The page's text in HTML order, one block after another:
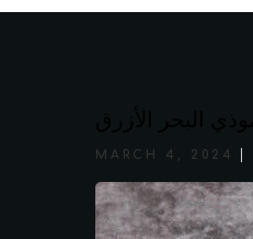
MARCH 4, 2024